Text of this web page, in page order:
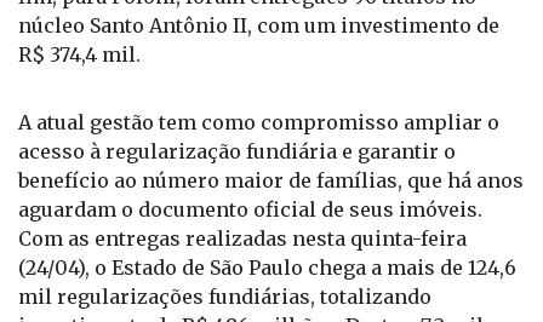
R$ 374,4 mil.
acesso à regularização fundiária e garantir o
benefício ao número maior de famílias, que há anos
aguardam o documento oficial de seus imóveis.
Com as entregas realizadas nesta quinta-feira
(24/04), o Estado de São Paulo chega a mais de 124,6
mil regularizações fundiárias, totalizando
investimento de R$ 486 milhões. Destas, 7,2 mil
delas ocorreram na Região Administrativa de São